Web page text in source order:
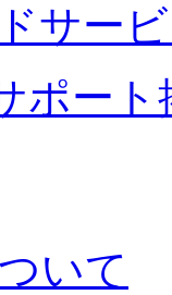
サー
ポート
いて